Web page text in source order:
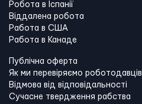
Робота в Іспанії
Віддалена робота
Работа в США
Работа в Канадe
Публічна оферта
Як ми перевіряємо роботодавців
Відмова від відповідальності
Сучасне твердження рабства